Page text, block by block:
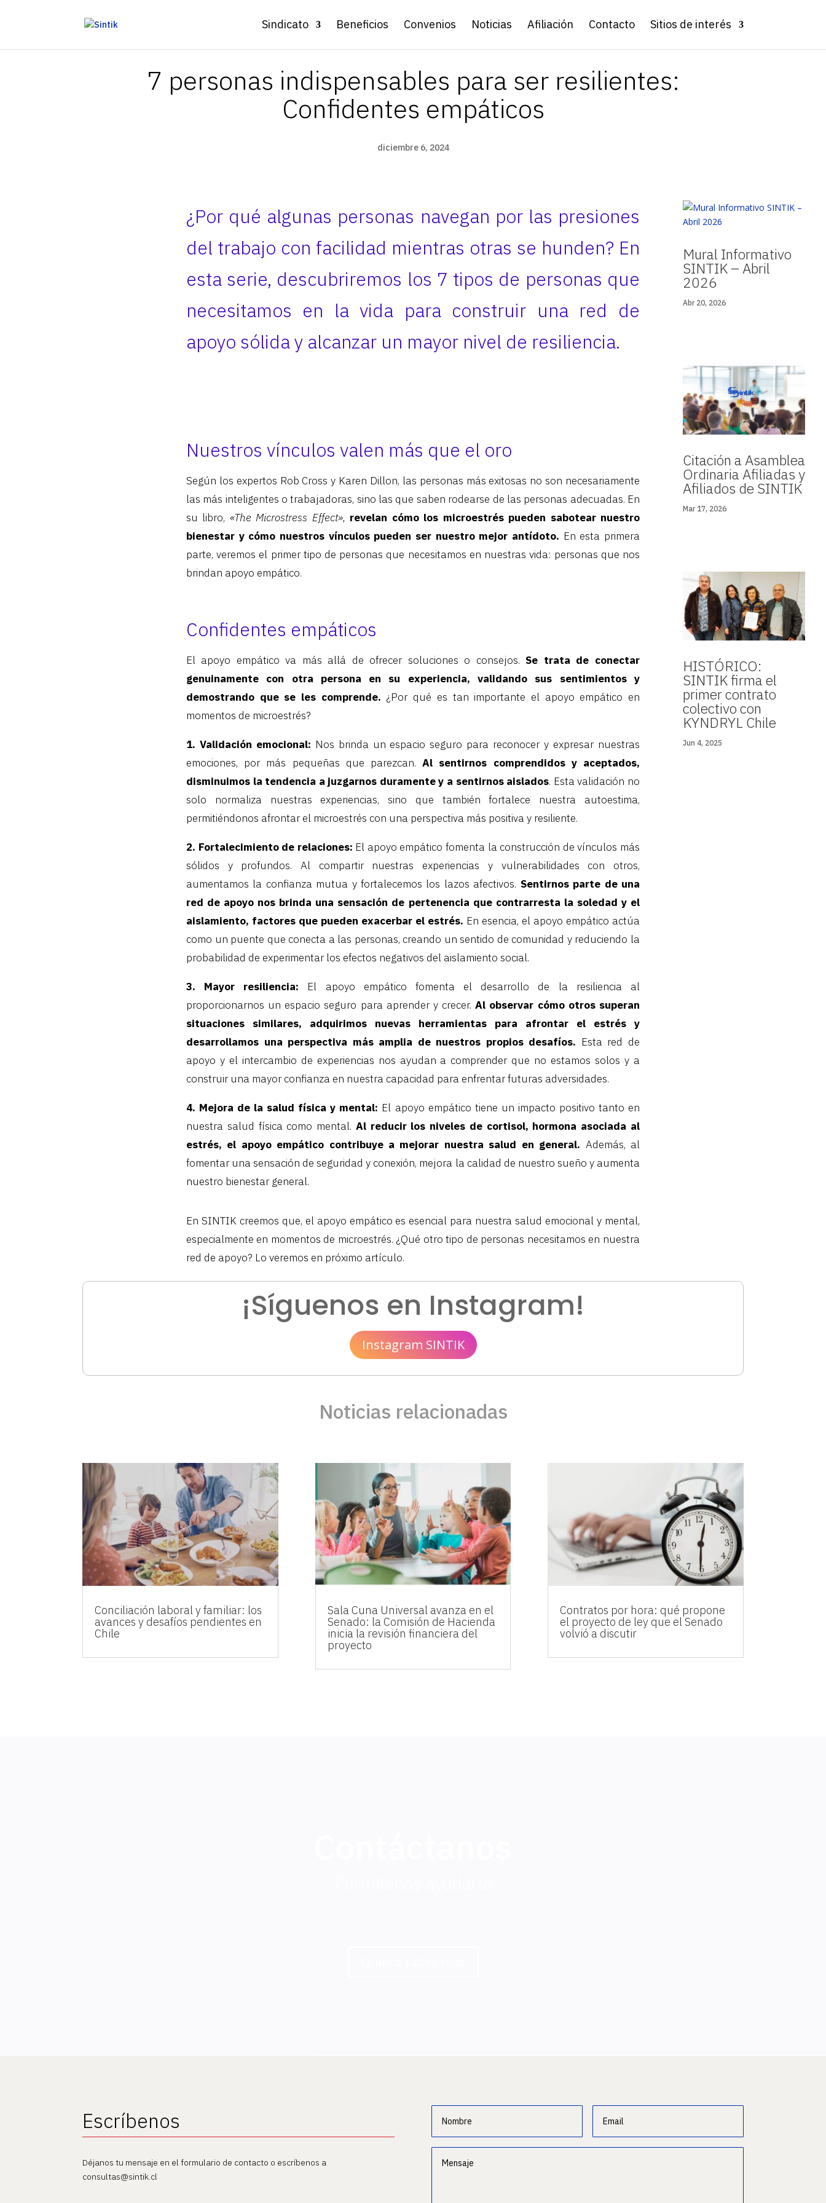
Sindicato Beneficios Convenios Noticias Afiliación Contacto Sitios de interés
7 personas indispensables para ser resilientes:
Confidentes empáticos
diciembre 6, 2024
¿Por qué algunas personas navegan por las presiones
del trabajo con facilidad mientras otras se hunden? En
esta serie, descubriremos los 7 tipos de personas que
necesitamos en la vida para construir una red de
apoyo sólida y alcanzar un mayor nivel de resiliencia.
Nuestros vínculos valen más que el oro
Según los expertos Rob Cross y Karen Dillon, las personas más exitosas no son necesariamente
las más inteligentes o trabajadoras, sino las que saben rodearse de las personas adecuadas. En
su libro, «The Microstress Effect», revelan cómo los microestrés pueden sabotear nuestro
bienestar y cómo nuestros vínculos pueden ser nuestro mejor antídoto. En esta primera
parte, veremos el primer tipo de personas que necesitamos en nuestras vida: personas que nos
brindan apoyo empático.
Confidentes empáticos
El apoyo empático va más allá de ofrecer soluciones o consejos.Se trata de conectar
genuinamente con otra persona en su experiencia, validando sus sentimientos y
demostrando que se les comprende. ¿Por qué es tan importante el apoyo empático en
momentos de microestrés?
1. Validación emocional: Nos brinda un espacio seguro para reconocer y expresar nuestras
emociones, por más pequeñas que parezcan. Al sentirnos comprendidos y aceptados,
disminuimos la tendencia a juzgarnos duramente y a sentirnos aislados. Esta validación no
solo normaliza nuestras experiencias, sino que también fortalece nuestra autoestima,
permitiéndonos afrontar el microestrés con una perspectiva más positiva y resiliente.
2. Fortalecimiento de relaciones: El apoyo empático fomenta la construcción de vínculos más
sólidos y profundos. Al compartir nuestras experiencias y vulnerabilidades con otros,
aumentamos la confianza mutua y fortalecemos los lazos afectivos. Sentirnos parte de una
red de apoyo nos brinda una sensación de pertenencia que contrarresta la soledad y el
aislamiento, factores que pueden exacerbar el estrés. En esencia, el apoyo empático actúa
como un puente que conecta a las personas, creando un sentido de comunidad y reduciendo la
probabilidad de experimentar los efectos negativos del aislamiento social.
3. Mayor resiliencia: El apoyo empático fomenta el desarrollo de la resiliencia al
proporcionarnos un espacio seguro para aprender y crecer. Al observar cómo otros superan
situaciones similares, adquirimos nuevas herramientas para afrontar el estrés y
desarrollamos una perspectiva más amplia de nuestros propios desafíos. Esta red de
apoyo y el intercambio de experiencias nos ayudan a comprender que no estamos solos y a
construir una mayor confianza en nuestra capacidad para enfrentar futuras adversidades.
4. Mejora de la salud física y mental: El apoyo empático tiene un impacto positivo tanto en
nuestra salud física como mental. Al reducir los niveles de cortisol, hormona asociada al
estrés, el apoyo empático contribuye a mejorar nuestra salud en general. Además, al
fomentar una sensación de seguridad y conexión, mejora la calidad de nuestro sueño y aumenta
nuestro bienestar general.
En SINTIK creemos que, el apoyo empático es esencial para nuestra salud emocional y mental,
especialmente en momentos de microestrés. ¿Qué otro tipo de personas necesitamos en nuestra
red de apoyo? Lo veremos en próximo artículo.
Mural Informativo
SINTIK – Abril
2026
Abr 20, 2026
Citación a Asamblea
Ordinaria Afiliadas y
Afiliados de SINTIK
Mar 17, 2026
HISTÓRICO:
SINTIK firma el
primer contrato
colectivo con
KYNDRYL Chile
Jun 4, 2025
¡Síguenos en Instagram!
Instagram SINTIK
Noticias relacionadas
Conciliación laboral y familiar: los
avances y desafíos pendientes en
Chile
Sala Cuna Universal avanza en el
Senado: la Comisión de Hacienda
inicia la revisión financiera del
proyecto
Contratos por hora: qué propone
el proyecto de ley que el Senado
volvió a discutir
Escríbenos
Déjanos tu mensaje en el formulario de contacto o escríbenos a
consultas@sintik.cl